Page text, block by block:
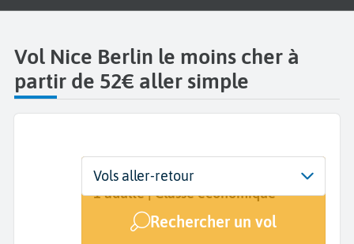
Vol Nice Berlin le moins cher à
partir de 52€ aller simple
Départ
Nice (NCE)
Dates
Dates de votre voyage
Voyageurs | Classe
1 adulte | Classe économique
Rechercher un vol
Vols aller-retour